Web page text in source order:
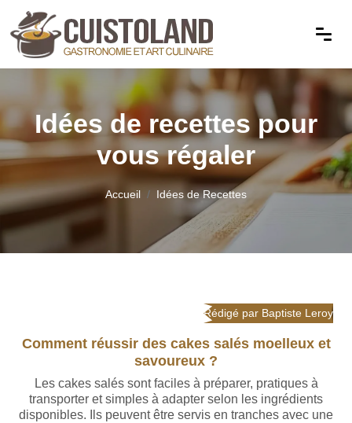
Idées de recettes pour
vous régaler
Accueil Idées de Recettes
Rédigé par Baptiste Leroy
Comment réussir des cakes salés moelleux et
savoureux ?
Les cakes salés sont faciles à préparer, pratiques à
transporter et simples à adapter selon les ingrédients
disponibles. Ils peuvent être servis en tranches avec une